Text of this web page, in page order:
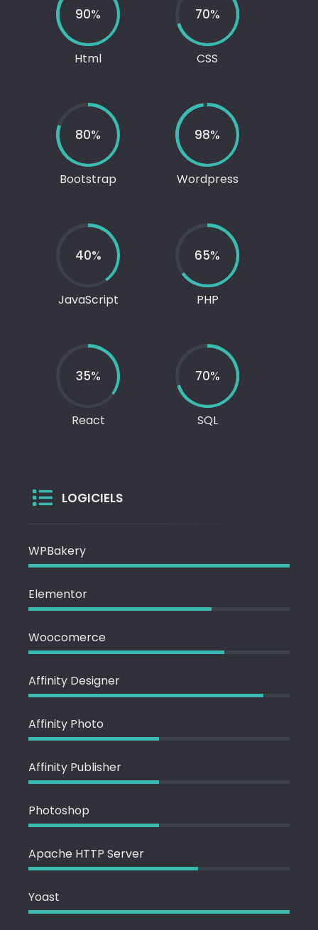
Html
90%
CSS
70%
Bootstrap
80%
Wordpress
98%
JavaScript
40%
PHP
65%
React
35%
SQL
70%
LOGICIELS
WPBakery
Elementor
Woocomerce
Affinity Designer
Affinity Photo
Affinity Publisher
Photoshop
Apache HTTP Server
Yoast